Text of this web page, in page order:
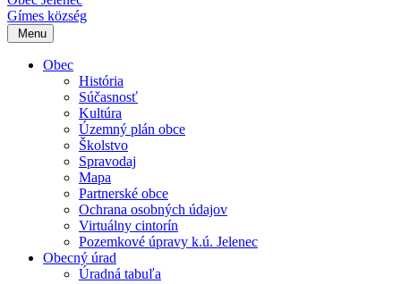
Gímes község
Menu
Obec
História
Súčasnosť
Kultúra
Územný plán obce
Školstvo
Spravodaj
Mapa
Partnerské obce
Ochrana osobných údajov
Virtuálny cintorín
Pozemkové úpravy k.ú. Jelenec
Obecný úrad
Úradná tabuľa